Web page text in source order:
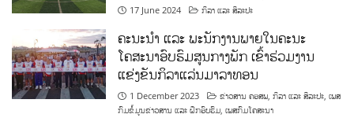
17 June 2024 ກິລາ ແລະ ສິລະປະ
ຄະນະນຳ ແລະ ພະນັກງານພາຍໃນຄະນະ
ໂຄສະນາອົບຮົມສູນກາງພັກ ເຂົ້າຮ່ວມງານ
ແຂ່ງຂັນກິລາແລ່ນມາລາທອນ
1 December 2023 ຂ່າວສານ ຄອສພ ,ກິລາ ແລະ ສິລະປະ ,ເພສ
ກົມຂໍ້ມູນຂ່າວສານ ແລະ ຝຶກອົບຮົມ ,ເພສກົມໂຄສະນາ